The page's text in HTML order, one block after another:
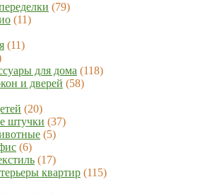
(79)
(11)
(11)
для дома (118)
и дверей (58)
(20)
штучки (37)
(5)
(6)
(17)
квартир (115)